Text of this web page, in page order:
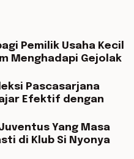
Pemilik Usaha Kecil
Menghadapi Gejolak
Pascasarjana
Efektif dengan
Yang Masa
di Klub Si Nyonya